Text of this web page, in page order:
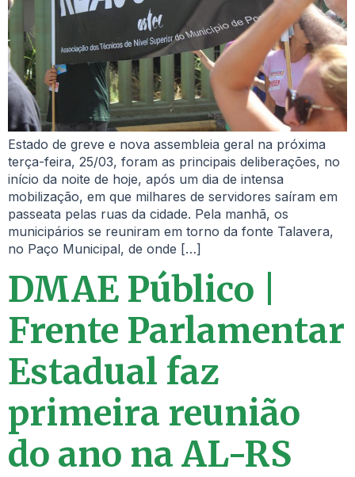
Estado de greve e nova assembleia geral na próxima
terça-feira, 25/03, foram as principais deliberações, no
início da noite de hoje, após um dia de intensa
mobilização, em que milhares de servidores saíram em
passeata pelas ruas da cidade. Pela manhã, os
municipários se reuniram em torno da fonte Talavera,
no Paço Municipal, de onde […]
DMAE Público |
Frente Parlamentar
Estadual faz
primeira reunião
do ano na AL-RS